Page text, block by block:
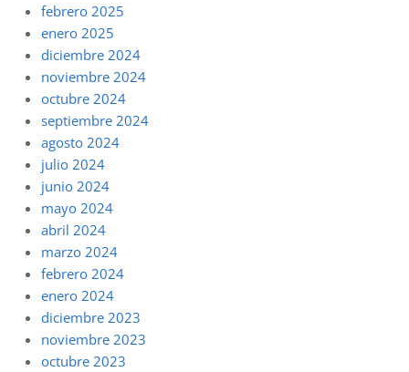
febrero 2025
enero 2025
diciembre 2024
noviembre 2024
octubre 2024
septiembre 2024
agosto 2024
julio 2024
junio 2024
mayo 2024
abril 2024
marzo 2024
febrero 2024
enero 2024
diciembre 2023
noviembre 2023
octubre 2023